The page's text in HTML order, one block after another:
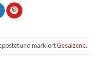
und markiertGesalzene.